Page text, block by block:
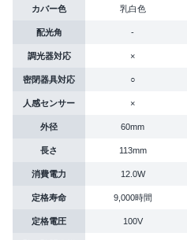
カバー色 乳白色
配光角 -
調光器対応 ×
密閉器具対応 ○
人感センサー ×
外径 60mm
長さ 113mm
消費電力 12.0W
定格寿命 9,000時間
定格電圧 100V